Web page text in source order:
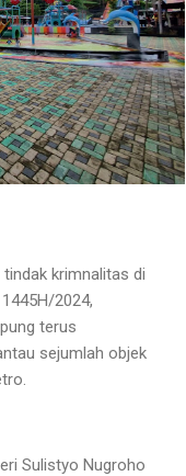
krimnalitas di
2024,
terus
sejumlah objek
Sulistyo Nugroho